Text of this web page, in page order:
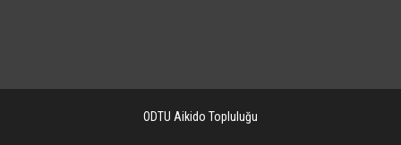
ODTU Aikido Topluluğu